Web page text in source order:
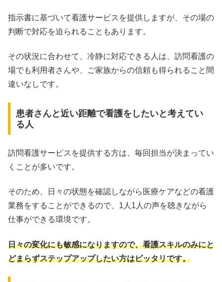
指示書に基づいて看護サービスを提供しますが、その場の
判断で対応を迫られることもあります。
その状況に合わせて、冷静に対応できる人は、訪問看護の
場でも利用者さんや、ご家族からの信頼も得られること間
違いなしです。
患者さんと近い距離で看護をしたいと考えてい
る人
訪問看護サービスを提供する方は、毎回担当が決まってい
くことが多いです。
そのため、日々の状態を確認しながら医療ケアなどの看護
業務をすることができるので、1人1人の声を聴きながら
仕事ができる環境です。
日々の変化にも敏感になりますので、看護スキルのみにと
どまらずステップアップしたい方はピッタリです。